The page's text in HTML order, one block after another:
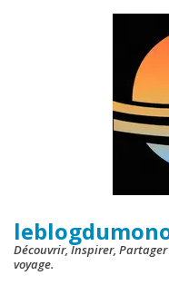
Découvrir, Inspirer, Partager
voyage.